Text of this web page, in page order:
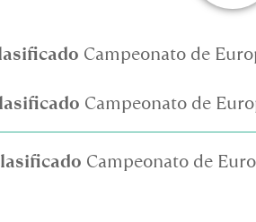
Campeonato de
Campeonato de
Campeonato de